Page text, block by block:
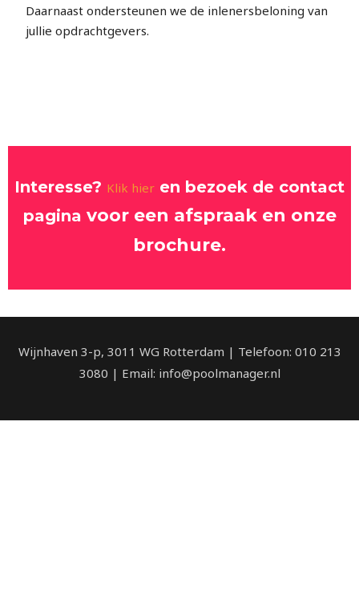
Daarnaast ondersteunen we de inlenersbeloning van
jullie opdrachtgevers.
Interesse? Klik hier en bezoek de contact
pagina voor een afspraak en onze
brochure.
Wijnhaven 3-p, 3011 WG Rotterdam | Telefoon: 010 213
3080 | Email: info@poolmanager.nl